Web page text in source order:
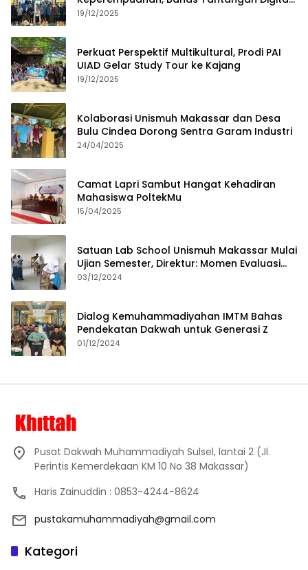
dan Budaya Lokal
19/12/2025
Perkuat Perspektif Multikultural, Prodi PAI
UIAD Gelar Study Tour ke Kajang
19/12/2025
Kolaborasi Unismuh Makassar dan Desa
Bulu Cindea Dorong Sentra Garam Industri
24/04/2025
Camat Lapri Sambut Hangat Kehadiran
Mahasiswa PoltekMu
15/04/2025
Satuan Lab School Unismuh Makassar Mulai
Ujian Semester, Direktur: Momen Evaluasi
Proses Pembelajaran
03/12/2024
Dialog Kemuhammadiyahan IMTM Bahas
Pendekatan Dakwah untuk Generasi Z
01/12/2024
Pusat Dakwah Muhammadiyah Sulsel, lantai 2 (Jl.
Perintis Kemerdekaan KM 10 No 38 Makassar)
Haris Zainuddin : 0853-4244-8624
pustakamuhammadiyah@gmail.com
Kategori